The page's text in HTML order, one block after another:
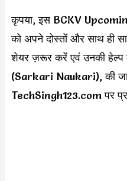
कृपया, इस BCKV
को अपने दोस्तों और साथ ही
शेयर ज़रूर करें एवं उनकी हेल्प
(Sarkari Naukari), की
TechSingh123.com पर